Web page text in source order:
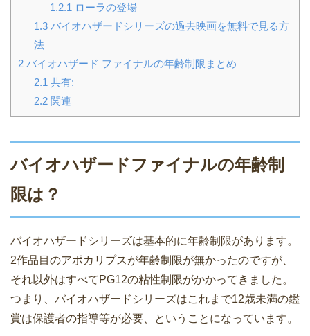
1.2.1 ローラの登場
1.3バイオハザードシリーズの過去映画を無料で見る方
法
2 バイオハザード ファイナルの年齢制限まとめ
2.1 共有:
2.2関連
バイオハザードファイナルの年齢制
限は？
バイオハザードシリーズは基本的に年齢制限があります。
2作品目のアポカリプスが年齢制限が無かったのですが、
それ以外はすべてPG12の粘性制限がかかってきました。
つまり、バイオハザードシリーズはこれまで12歳未満の鑑
賞は保護者の指導等が必要、ということになっています。